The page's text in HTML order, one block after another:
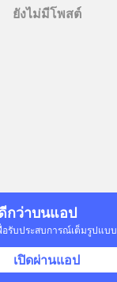
กว่าบนแอป
รับประสบการณ์เต็มรูปแบบ
เปิดผ่านแอป
ยังไม่มีโพสต์